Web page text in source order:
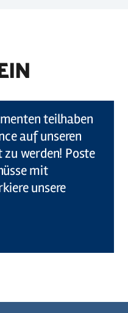
teilhaben
auf unseren
werden! Poste
mit
unsere